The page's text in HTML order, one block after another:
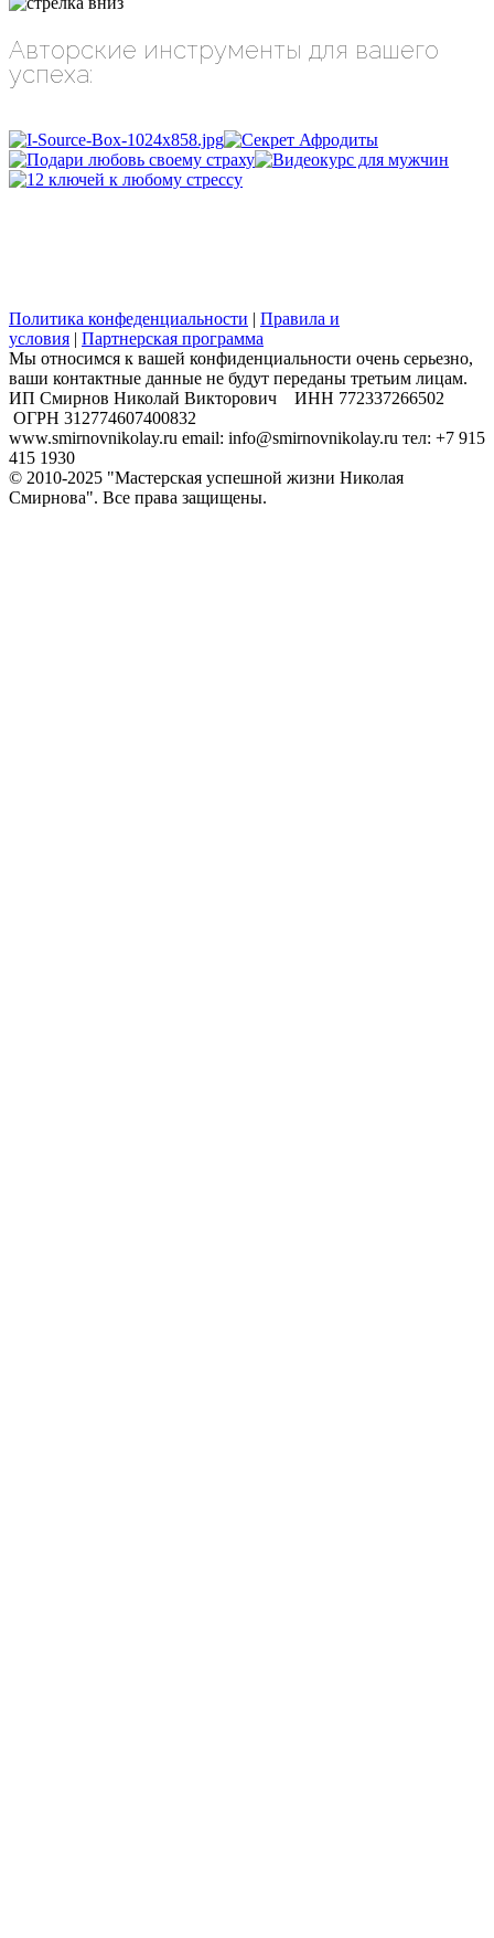
Авторские инструменты для вашего
успеха:
Политика конфеденциальности | Правила и
условия | Партнерская программа
Мы относимся к вашей конфиденциальности очень серьезно,
ваши контактные данные не будут переданы третьим лицам.
​ИП Смирнов Николай Викторович ИНН 772337266502
ОГРН 312774607400832
www.smirnovnikolay.ru email: info@smirnovnikolay.ru тел: +7 915
415 1930
© 2010-2025 "Мастерская успешной жизни Николая
Смирнова". Все права защищены.